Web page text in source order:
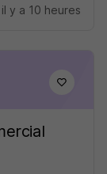
il y a 10 heures